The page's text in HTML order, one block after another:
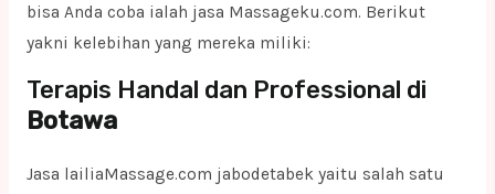
bisa Anda coba ialah jasa Massageku.com. Berikut
yakni kelebihan yang mereka miliki:
Terapis Handal dan Professional di
Botawa
Jasa lailiaMassage.com jabodetabek yaitu salah satu